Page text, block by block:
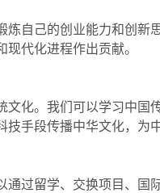
自己的创业能力和创新
代化进程作出贡献。
化。我们可以学习中国
手段传播中华文化，为
过留学、交换项目、